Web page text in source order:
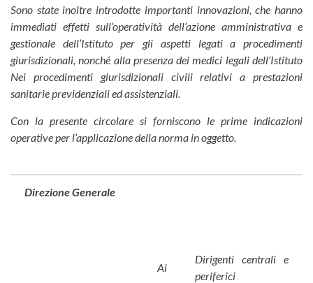
Sono state inoltre introdotte importanti innovazioni, che hanno
immediati effetti sull’operatività dell’azione amministrativa e
gestionale dell’Istituto per gli aspetti legati a procedimenti
giurisdizionali, nonché alla presenza dei medici legali dell’Istituto
Nei procedimenti giurisdizionali civili relativi a prestazioni
sanitarie previdenziali ed assistenziali.
Con la presente circolare si forniscono le prime indicazioni
operative per l’applicazione della norma in oggetto.
DirezioneGenerale
Ai
Dirigenti centrali e
periferici